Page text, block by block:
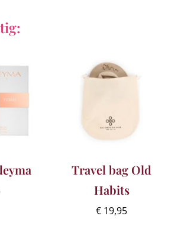
Travel bag Old
Habits
€ 19,95